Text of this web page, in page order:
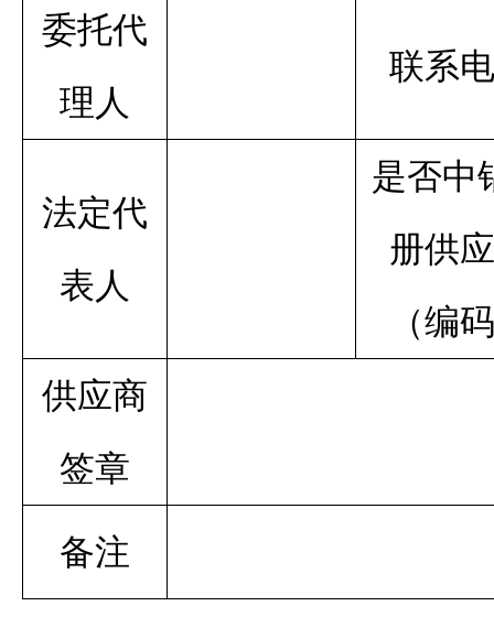
委托代
理人
联系
法定代
表人
是否中
册供
（编
供应商
签章
备注